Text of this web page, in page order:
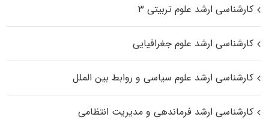
کارشناسی ارشد علوم تربیتی ۳
کارشناسی ارشد علوم جغرافیایی
کارشناسی ارشد علوم سیاسی و روابط بین الملل
کارشناسی ارشد فرماندهی و مدیریت انتظامی